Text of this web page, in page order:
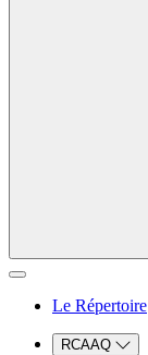
Le Répertoire
RCAAQ